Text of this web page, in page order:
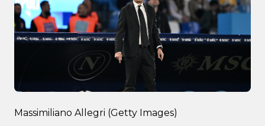
Massimiliano Allegri (Getty Images)